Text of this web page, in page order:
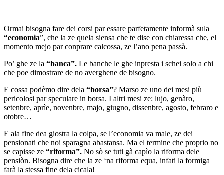
Ormai bisogna fare dei corsi par essare parfetamente informà sula
“economia”, che la ze quela siensa che te dise con chiaressa che, el
momento mejo par conprare calcossa, ze l’ano pena passà.
Po’ ghe ze la “banca”. Le banche le ghe inpresta i schei solo a chi
che poe dimostrare de no averghene de bisogno.
E cossa podèmo dire dela “borsa”? Marso ze uno dei mesi più
pericolosi par speculare in borsa. I altri mesi ze: lujo, genàro,
setenbre, aprìe, novenbre, majo, giugno, dissenbre, agosto, febraro e
otobre…
E ala fine dea giostra la colpa, se l’economia va male, ze dei
pensionati che noi sparagna abastansa. Ma el termine che proprio no
se capisse ze “riforma”. No sò se tuti gà capìo la riforma dele
pensiòn. Bisogna dire che la ze ‘na riforma equa, infati la formiga
farà la stessa fine dela cicala!